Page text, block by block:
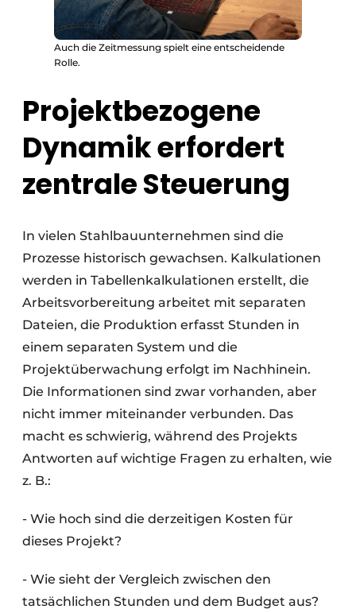
Auch die Zeitmessung spielt eine entscheidende
Rolle.
Projektbezogene
Dynamik erfordert
zentrale Steuerung
In vielen Stahlbauunternehmen sind die
Prozesse historisch gewachsen. Kalkulationen
werden in Tabellenkalkulationen erstellt, die
Arbeitsvorbereitung arbeitet mit separaten
Dateien, die Produktion erfasst Stunden in
einem separaten System und die
Projektüberwachung erfolgt im Nachhinein.
Die Informationen sind zwar vorhanden, aber
nicht immer miteinander verbunden. Das
macht es schwierig, während des Projekts
Antworten auf wichtige Fragen zu erhalten, wie
z. B.:
- Wie hoch sind die derzeitigen Kosten für
dieses Projekt?
- Wie sieht der Vergleich zwischen den
tatsächlichen Stunden und dem Budget aus?